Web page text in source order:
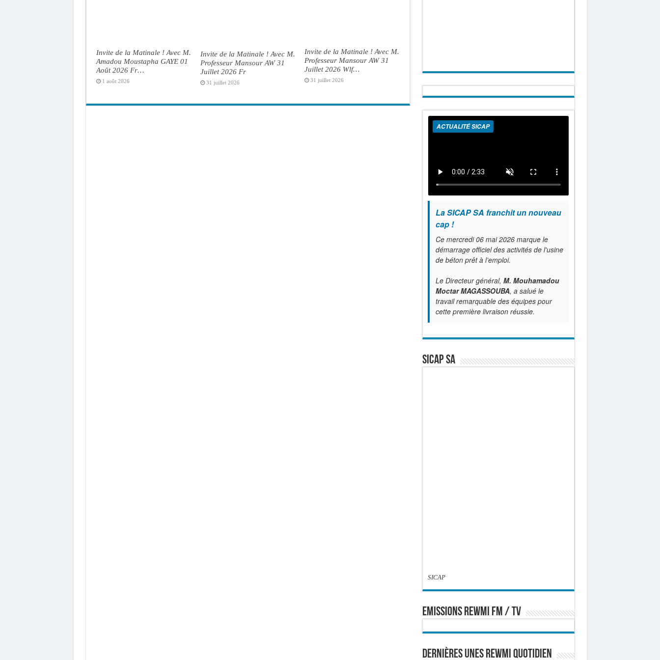
Invite de la Matinale ! Avec M.
Amadou Moustapha GAYE 01
Août 2026 Fr…
1 août 2026
Invite de la Matinale ! Avec M.
Professeur Mansour AW 31
Juillet 2026 Fr
31 juillet 2026
Invite de la Matinale ! Avec M.
Professeur Mansour AW 31
Juillet 2026 Wlf…
31 juillet 2026
ACTUALITÉ SICAP
La SICAP SA franchit un nouveau
cap !
Ce mercredi 06 mai 2026 marque le
démarrage officiel des activités de l'usine
de béton prêt à l’emploi.
Le Directeur général, M. Mouhamadou
Moctar MAGASSOUBA, a salué le
travail remarquable des équipes pour
cette première livraison réussie.
SICAP SA
SICAP
EMISSIONS REWMI FM / TV
Dernières Unes Rewmi Quotidien